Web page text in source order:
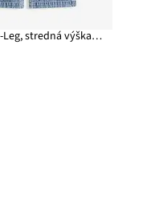
Džínsy, Wide-Leg, stredná výška pásu